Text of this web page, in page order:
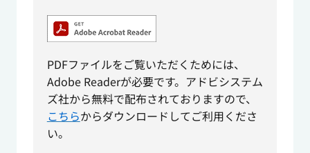
PDFファイルをご覧いただくためには、
Adobe Readerが必要です。アドビシステム
ズ社から無料で配布されておりますので、
こちらからダウンロードしてご利用くださ
い。